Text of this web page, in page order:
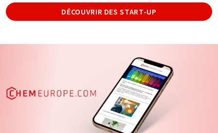
DÉCOUVRIR DES START-UP